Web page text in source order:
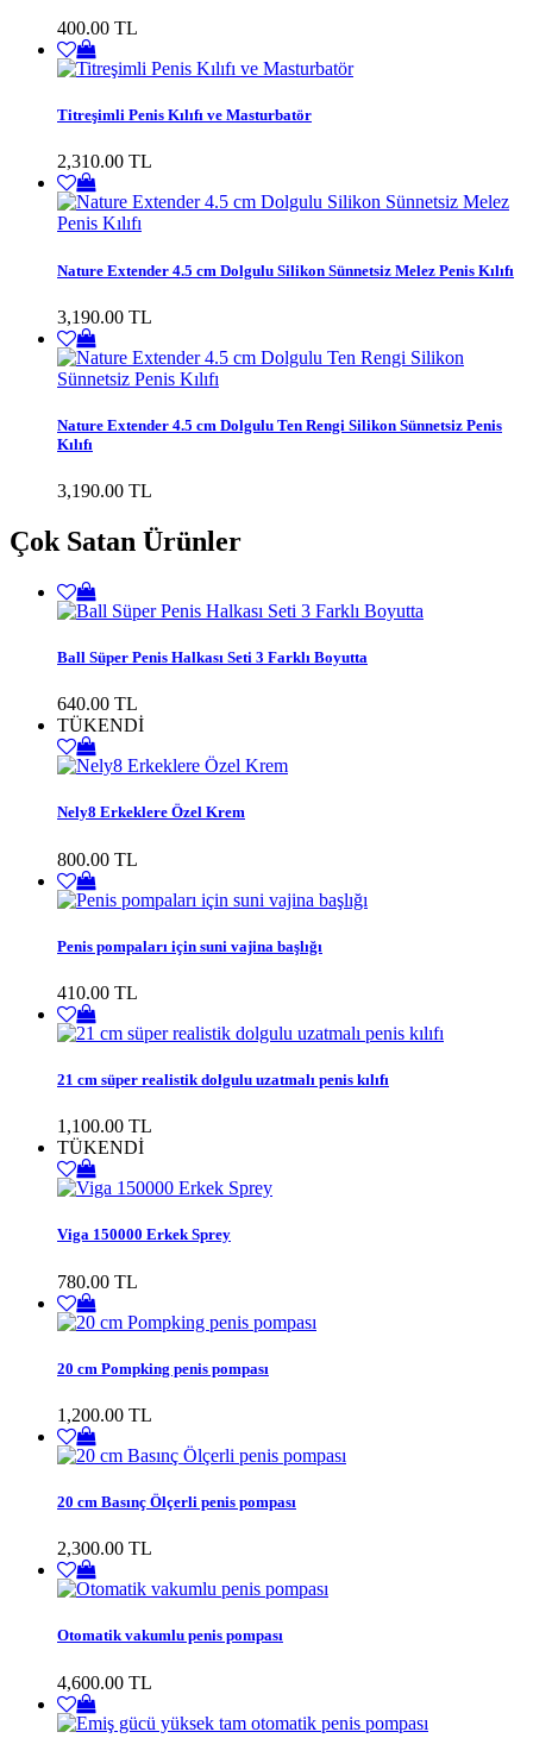
400.00 TL
Titreşimli Penis Kılıfı ve Masturbatör
2,310.00 TL
Nature Extender 4.5 cm Dolgulu Silikon Sünnetsiz Melez Penis Kılıfı
3,190.00 TL
Nature Extender 4.5 cm Dolgulu Ten Rengi Silikon Sünnetsiz Penis
Kılıfı
3,190.00 TL
Çok Satan Ürünler
Ball Süper Penis Halkası Seti 3 Farklı Boyutta
640.00 TL
TÜKENDİ
Nely8 Erkeklere Özel Krem
800.00 TL
Penis pompaları için suni vajina başlığı
410.00 TL
21 cm süper realistik dolgulu uzatmalı penis kılıfı
1,100.00 TL
TÜKENDİ
Viga 150000 Erkek Sprey
780.00 TL
20 cm Pompking penis pompası
1,200.00 TL
20 cm Basınç Ölçerli penis pompası
2,300.00 TL
Otomatik vakumlu penis pompası
4,600.00 TL